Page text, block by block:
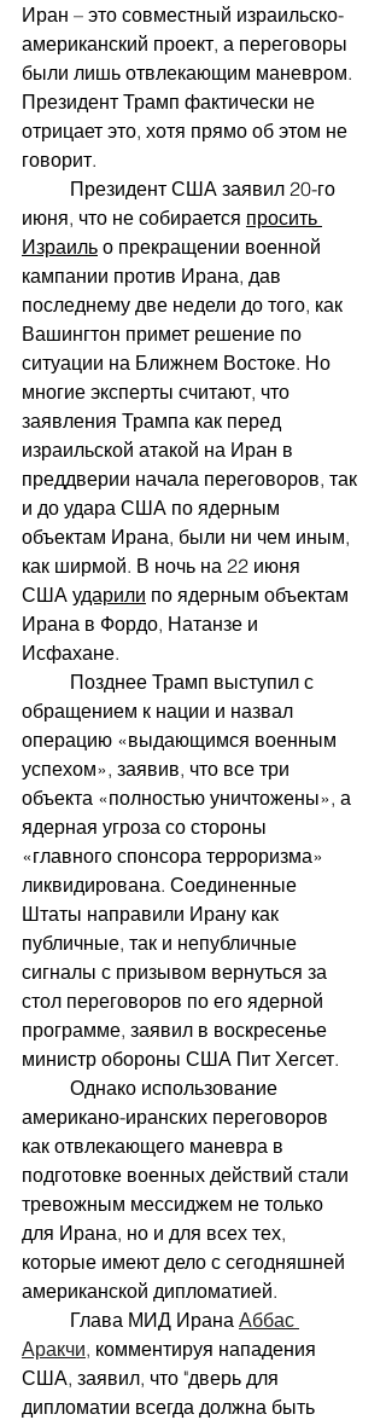
Иран – это совместный израильско-
американский проект, а переговоры
были лишь отвлекающим маневром.
Президент Трамп фактически не
отрицает это, хотя прямо об этом не
говорит.
июня, что не собирается просить
Израиль о прекращении военной
кампании против Ирана, дав
последнему две недели до того, как
Вашингтон примет решение по
ситуации на Ближнем Востоке. Но
многие эксперты считают, что
заявления Трампа как перед
израильской атакой на Иран в
преддверии начала переговоров, так
и до удара США по ядерным
объектам Ирана, были ни чем иным,
как ширмой. В ночь на 22 июня
США ударили по ядерным объектам
Ирана в Фордо, Натанзе и
Исфахане.
обращением к нации и назвал
операцию «выдающимся военным
успехом», заявив, что все три
объекта «полностью уничтожены», а
ядерная угроза со стороны
«главного спонсора терроризма»
ликвидирована. Соединенные
Штаты направили Ирану как
публичные, так и непубличные
сигналы с призывом вернуться за
стол переговоров по его ядерной
программе, заявил в воскресенье
министр обороны США Пит Хегсет.
американо-иранских переговоров
как отвлекающего маневра в
подготовке военных действий стали
тревожным мессиджем не только
для Ирана, но и для всех тех,
которые имеют дело с сегодняшней
американской дипломатией.
	Глава МИД Ирана
Аббас
Аракчи, комментируя нападения
США, заявил, что "дверь для
дипломатии всегда должна быть